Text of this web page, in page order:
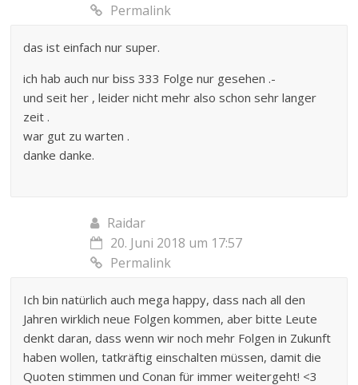
Permalink
das ist einfach nur super.
ich hab auch nur biss 333 Folge nur gesehen .-
und seit her , leider nicht mehr also schon sehr langer
zeit .
war gut zu warten .
danke danke.
Raidar
20. Juni 2018 um 17:57
Permalink
Ich bin natürlich auch mega happy, dass nach all den
Jahren wirklich neue Folgen kommen, aber bitte Leute
denkt daran, dass wenn wir noch mehr Folgen in Zukunft
haben wollen, tatkräftig einschalten müssen, damit die
Quoten stimmen und Conan für immer weitergeht! <3